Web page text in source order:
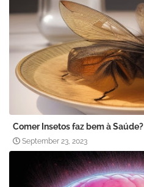
Comer Insetos faz bem à Saúde?
September 23, 2023